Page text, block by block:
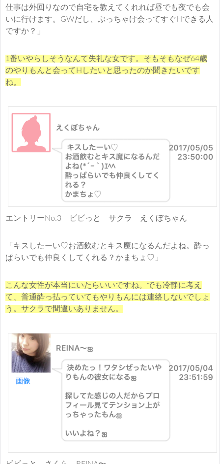
仕事は外回りなので自宅を教えてくれれば昼でも夜でも会
いに行けます。GWだし、ぶっちゃけ会ってすぐHできる人
ですか？」
1番いやらしそうなんて失礼な女です。そもそもなぜ64歳
のやりもんと会ってHしたいと思ったのか聞きたいです
ね。
エントリーNo.3 ビビっと サクラ えくぼちゃん
「キスしたーい♡お酒飲むとキス魔になるんだよね。酔っ
ぱらいでも仲良くしてくれる？かまちょ♡」
こんな女性が本当にいたらいいですね。でも冷静に考え
て、普通酔っ払っていてもやりもんには連絡しないでしょ
う。サクラで間違いありません。